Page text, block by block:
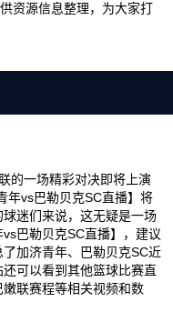
资源信息整理，为大家打
的一场精彩对决即将上演
vs巴勒贝克SC直播】将
迷们来说，这无疑是一场
巴勒贝克SC直播】，建议
加济青年、巴勒贝克SC近
可以看到其他篮球比赛直
联赛程等相关视频和数